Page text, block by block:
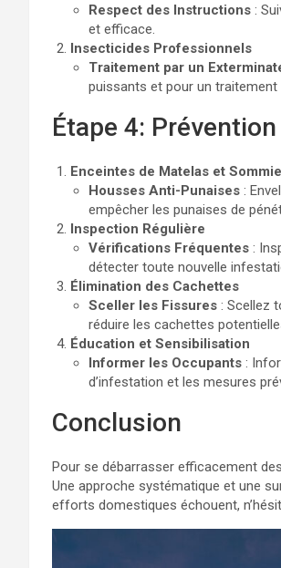
Respect des Instructions :
et efficace.
Insecticides Professionnels
Traitement par un
puissants et pour un traitement
Étape 4:
Enceintes de Matelas et
Housses Anti-Punaises :
empêcher les punaises de
Inspection Régulière
Vérifications Fréquentes :
détecter toute nouvelle
Élimination des Cachettes
Sceller les Fissures : Scellez
réduire les cachettes
Éducation et Sensibilisation
Informer les Occupants :
d’infestation et les mesures
Conclusion
Pour se débarrasser efficacement
Une approche systématique et une
efforts domestiques échouent,